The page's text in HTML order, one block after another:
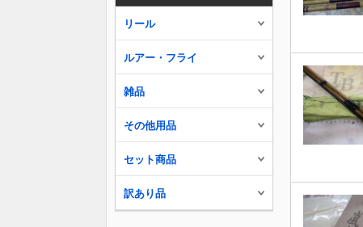
リール
ルアー・フライ
雑品
その他用品
セット商品
訳あり品